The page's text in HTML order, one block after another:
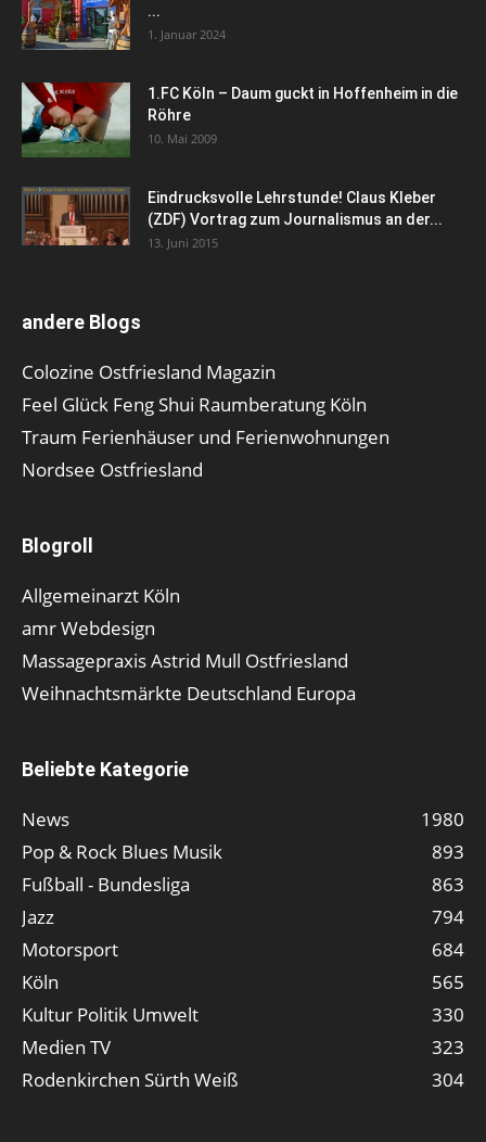
...
1. Januar 2024
1.FC Köln – Daum guckt in Hoffenheim in die
Röhre
10. Mai 2009
Eindrucksvolle Lehrstunde! Claus Kleber
(ZDF) Vortrag zum Journalismus an der...
13. Juni 2015
andere Blogs
Colozine Ostfriesland Magazin
Feel Glück Feng Shui Raumberatung Köln
Traum Ferienhäuser und Ferienwohnungen
Nordsee Ostfriesland
Blogroll
Allgemeinarzt Köln
amr Webdesign
Massagepraxis Astrid Mull Ostfriesland
Weihnachtsmärkte Deutschland Europa
Beliebte Kategorie
News
1980
Pop & Rock Blues Musik
893
Fußball - Bundesliga
863
Jazz
794
Motorsport
684
Köln
565
Kultur Politik Umwelt
330
Medien TV
323
Rodenkirchen Sürth Weiß
304